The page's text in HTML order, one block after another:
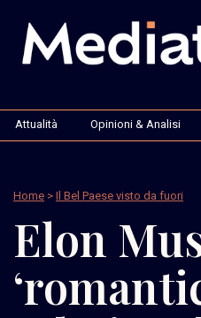
Attualità Opinioni & Analisi
Home > Il Bel Paese visto da fuori
Elon